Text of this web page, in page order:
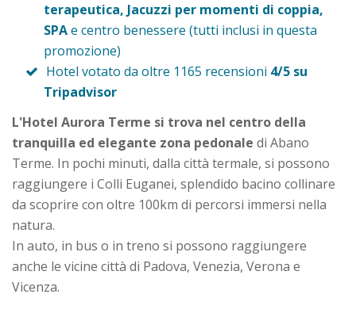
terapeutica, Jacuzzi per momenti di coppia,
SPAe centro benessere (tutti inclusi in questa
promozione)
Hotel votato da oltre 1165 recensioni 4/5 su
Tripadvisor
L'Hotel Aurora Terme si trova nel centro della
tranquilla ed elegante zona pedonale di Abano
Terme. In pochi minuti, dalla città termale, si possono
raggiungere i Colli Euganei, splendido bacino collinare
da scoprire con oltre 100km di percorsi immersi nella
natura.
In auto, in bus o in treno si possono raggiungere
anche le vicine città di Padova, Venezia, Verona e
Vicenza.